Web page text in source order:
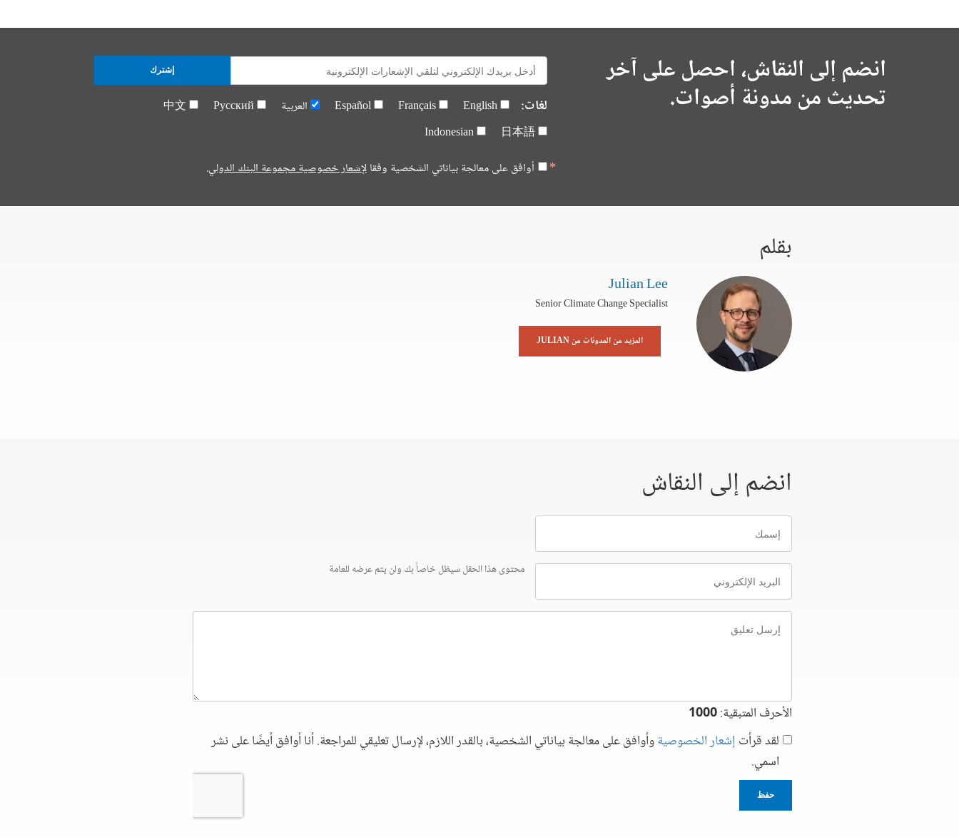
انضم إلى النقاش، احصل على آخر
تحديث من مدونة أصوات.
E-
mail:
لغات: English
Français
Español العربية Русский
中文
日本語
Indonesian
أوافق على معالجة بياناتي الشخصية وفقالإشعار خصوصية مجموعة البنك الدولي.
إشترك
بقلم
Julian Lee
Senior Climate Change Specialist
المزيد من المدونات من JULIAN
انضم إلى النقاش
إسمك
البريد
الإلكتروني
محتوى هذا الحقل سيظل خاصاً بك ولن يتم عرضه للعامة
إرسل
تعليق
الأحرف المتبقية:1000
لقد قرأت إشعار الخصوصيةوأوافق على معالجة بياناتي الشخصية، بالقدر اللازم، لإرسال تعليقي للمراجعة. أنا أوافق أيضًا على نشر
اسمي.
حفظ